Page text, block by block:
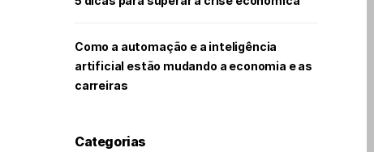
Como a automação e a inteligência
artificial estão mudando a economia e as
carreiras
Categorias